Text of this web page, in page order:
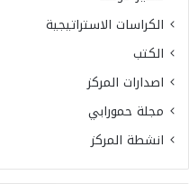
الكراسات الاستراتيجية
الكتب
اصدارات المركز
مجلة حمورابي
انشطة المركز